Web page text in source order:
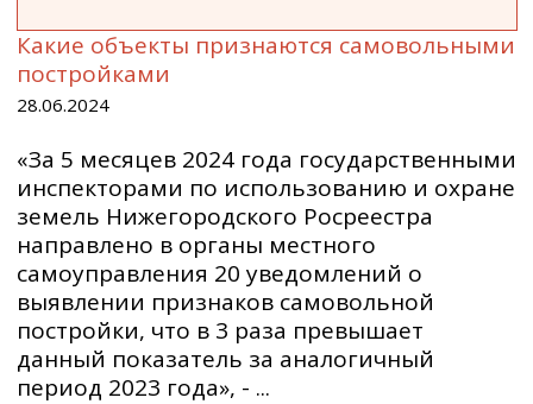
Какие объекты признаются самовольными
постройками
28.06.2024
«За 5 месяцев 2024 года государственными
инспекторами по использованию и охране
земель Нижегородского Росреестра
направлено в органы местного
самоуправления 20 уведомлений о
выявлении признаков самовольной
постройки, что в 3 раза превышает
данный показатель за аналогичный
период 2023 года», - ...